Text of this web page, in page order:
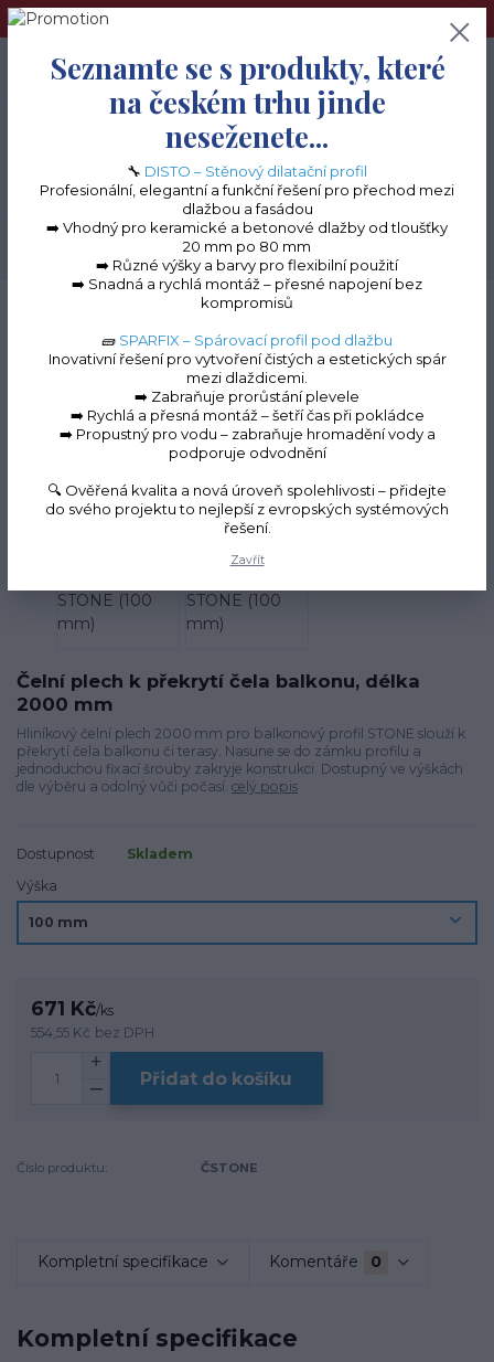
➢Terče pod dlažbu naleznete na e-shopu www.terceshop.cz!➢
+420 605 740 744
0
0 Kč
Balkonové lišty do lepidla Balkonová lišta STONE
Čelní kryt STONE (100
mm)
Čelní plech k překrytí čela balkonu, délka
2000 mm
Hliníkový čelní plech 2000 mm pro balkonový profil STONE slouží k
překrytí čela balkonu či terasy. Nasune se do zámku profilu a
jednoduchou fixací šrouby zakryje konstrukci. Dostupný ve výškách
dle výběru a odolný vůči počasí. celý popis
Dostupnost
Skladem
Výška
671 Kč/ks
554,55 Kč bez DPH
Přidat do košíku
Číslo produktu: ČSTONE
Kompletní specifikace Komentáře 0
Kompletní specifikace
Seznamte se s produkty, které
na českém trhu jinde
neseženete...
🔧 DISTO – Stěnový dilatační profil
Profesionální, elegantní a funkční řešení pro přechod mezi
dlažbou a fasádou
➡️ Vhodný pro keramické a betonové dlažby od tloušťky
20 mm po 80 mm
➡️ Různé výšky a barvy pro flexibilní použití
➡️ Snadná a rychlá montáž – přesné napojení bez
kompromisů
🧱 SPARFIX – Spárovací profil pod dlažbu
Inovativní řešení pro vytvoření čistých a estetických spár
mezi dlaždicemi.
➡️ Zabraňuje prorůstání plevele
➡️ Rychlá a přesná montáž – šetří čas při pokládce
➡️ Propustný pro vodu – zabraňuje hromadění vody a
podporuje odvodnění
🔍 Ověřená kvalita a nová úroveň spolehlivosti – přidejte
do svého projektu to nejlepší z evropských systémových
řešení.
Zavřít